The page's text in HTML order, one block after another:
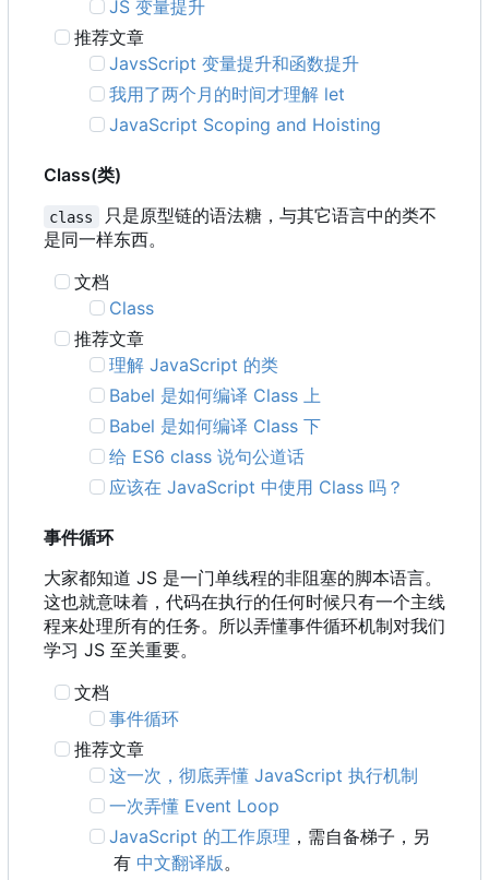
JS 变量提升
推荐文章
JavsScript 变量提升和函数提升
我用了两个月的时间才理解 let
JavaScript Scoping and Hoisting
Class(类)
class
只是原型链的语法糖，与其它语言中的类不
是同一样东西。
文档
Class
推荐文章
理解 JavaScript 的类
Babel 是如何编译 Class 上
Babel 是如何编译 Class 下
给 ES6 class 说句公道话
应该在 JavaScript 中使用 Class 吗？
事件循环
大家都知道 JS 是一门单线程的非阻塞的脚本语言。
这也就意味着，代码在执行的任何时候只有一个主线
程来处理所有的任务。所以弄懂事件循环机制对我们
学习 JS 至关重要。
文档
事件循环
推荐文章
这一次，彻底弄懂 JavaScript 执行机制
一次弄懂 Event Loop
JavaScript 的工作原理 ，需自备梯子，另
有 中文翻译版。